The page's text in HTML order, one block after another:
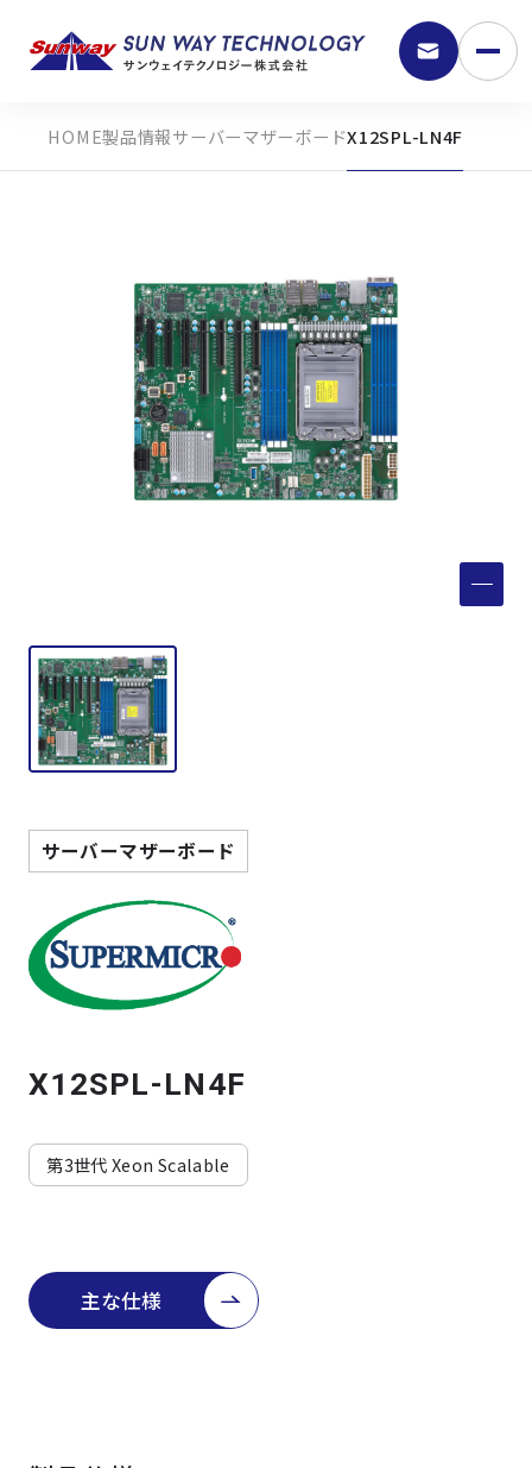
9:30 - 18:00
よくある質問
弊社の強み
サービス
事例
サポート
製品情報サーバーマザーボードX12SPL-LN4F
サーバーマザーボード
X12SPL-LN4F
第3世代 Xeon Scalable
主な仕様